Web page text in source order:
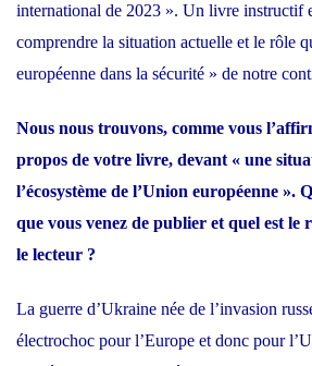
international de 2023 ». Un livre instructif
comprendre la situation actuelle et le rôle
européenne dans la sécurité » de notre
Nous nous trouvons, comme vous
propos de votre livre, devant « une
l’écosystème de l’Union européenne ».
que vous venez de publier et quel est
le lecteur ?
La guerre d’Ukraine née de l’invasion
électrochoc pour l’Europe et donc pour